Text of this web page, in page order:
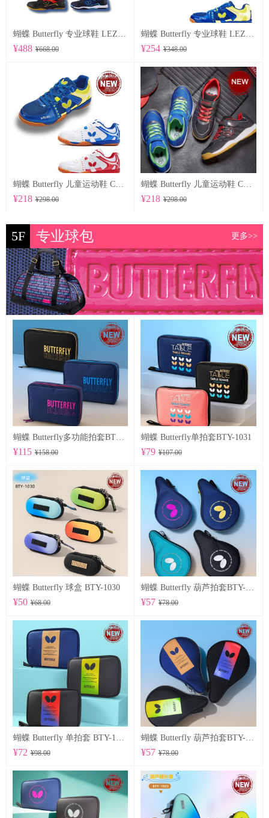
蝴蝶 Butterfly 专业球鞋 LEZOLINE-12
¥488 ¥668.00
蝴蝶 Butterfly 专业球鞋 LEZOLINE-10
¥254 ¥348.00
蝴蝶 Butterfly 儿童运动鞋 CHD-6
¥218 ¥298.00
蝴蝶 Butterfly 儿童运动鞋 CHD-5
¥218 ¥298.00
5F 专业球包 更多>>
蝴蝶 Butterfly多功能拍套BTY-1032
¥115 ¥158.00
蝴蝶 Butterfly单拍套BTY-1031
¥79 ¥107.00
蝴蝶 Butterfly 球盒 BTY-1030
¥50 ¥68.00
蝴蝶 Butterfly 葫芦拍套BTY-1028
¥57 ¥78.00
¥72 ¥98.00
蝴蝶 Butterfly 葫芦拍套BTY-1026
¥57 ¥78.00